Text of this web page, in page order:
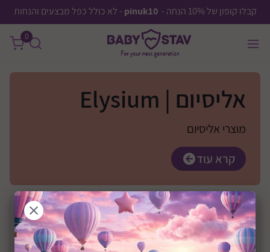
קבלו קופון של 10% הנחה - pinuk10 - לא כולל כפל מבצעים והנחות
0
אליסיום | Elysium
מוצרי אליסיום
קרא עוד
בחריצרן
מחיר 0 ₪
—
0 ₪